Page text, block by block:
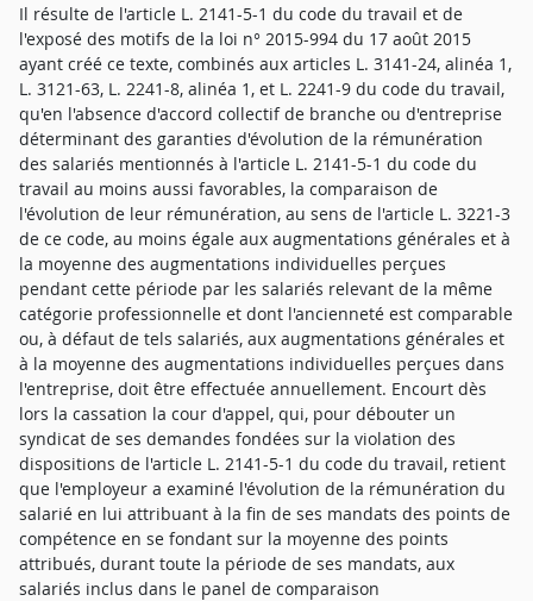
Il résulte de l'article L. 2141-5-1 du code du travail et de
l'exposé des motifs de la loi n° 2015-994 du 17 août 2015
ayant créé ce texte, combinés aux articles L. 3141-24, alinéa 1,
L. 3121-63, L. 2241-8, alinéa 1, et L. 2241-9 du code du travail,
qu'en l'absence d'accord collectif de branche ou d'entreprise
déterminant des garanties d'évolution de la rémunération
des salariés mentionnés à l'article L. 2141-5-1 du code du
travail au moins aussi favorables, la comparaison de
l'évolution de leur rémunération, au sens de l'article L. 3221-3
de ce code, au moins égale aux augmentations générales et à
la moyenne des augmentations individuelles perçues
pendant cette période par les salariés relevant de la même
catégorie professionnelle et dont l'ancienneté est comparable
ou, à défaut de tels salariés, aux augmentations générales et
à la moyenne des augmentations individuelles perçues dans
l'entreprise, doit être effectuée annuellement. Encourt dès
lors la cassation la cour d'appel, qui, pour débouter un
syndicat de ses demandes fondées sur la violation des
dispositions de l'article L. 2141-5-1 du code du travail, retient
que l'employeur a examiné l'évolution de la rémunération du
salarié en lui attribuant à la fin de ses mandats des points de
compétence en se fondant sur la moyenne des points
attribués, durant toute la période de ses mandats, aux
salariés inclus dans le panel de comparaison